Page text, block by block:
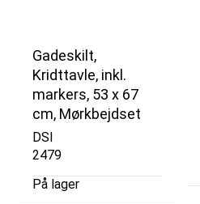
Gadeskilt,
Kridttavle, inkl.
markers, 53 x 67
cm, Mørkbejdset
DSI
2479
På lager